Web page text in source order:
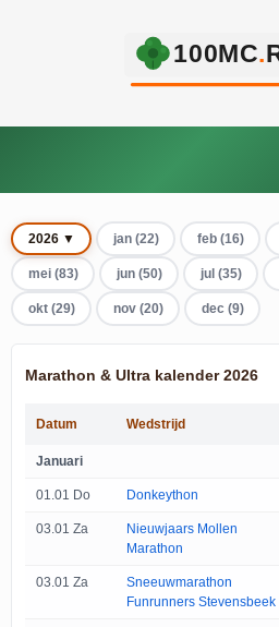
2026 ▼ jan (22) feb (16)
mei (83) jun (50) jul (35)
okt (29) nov (20) dec (9)
Marathon & Ultra kalender 2026
Datum Wedstrijd
Januari
01.01 Do Donkeython
03.01 Za
Nieuwjaars Mollen
Marathon
03.01 Za
Sneeuwmarathon
Funrunners Stevensbeek